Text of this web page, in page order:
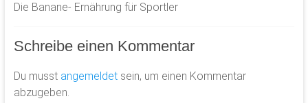
Die Banane- Ernährung für Sportler
Schreibe einen Kommentar
Du musst angemeldetsein, um einen Kommentar
abzugeben.